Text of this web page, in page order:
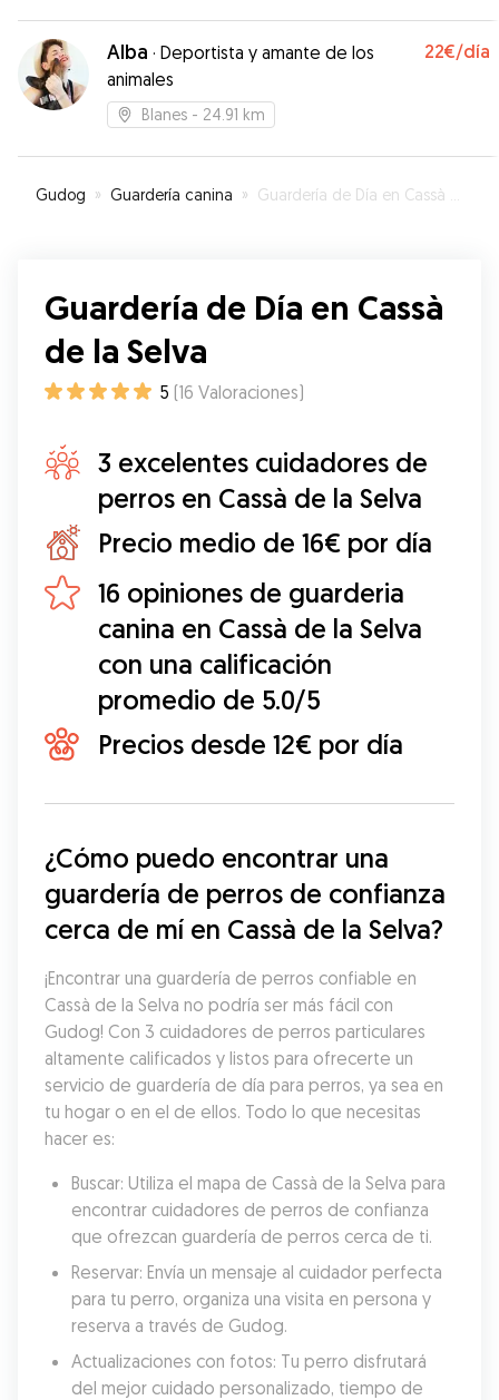
Alba · Deportista y amante de los
animales
22€/día
Blanes - 24.91 km
Gudog » Guardería canina » Guardería de Día en Cassà de la Selva
Guardería de Día en Cassà
de la Selva
5 (16 Valoraciones)
3 excelentes cuidadores de
perros en Cassà de la Selva
Precio medio de 16€ por día
16 opiniones de guarderia
canina en Cassà de la Selva
con una calificación
promedio de 5.0/5
Precios desde 12€ por día
¿Cómo puedo encontrar una
guardería de perros de confianza
cerca de mí en Cassà de la Selva?
¡Encontrar una guardería de perros confiable en
Cassà de la Selva no podría ser más fácil con
Gudog! Con 3 cuidadores de perros particulares
altamente calificados y listos para ofrecerte un
servicio de guardería de día para perros, ya sea en
tu hogar o en el de ellos. Todo lo que necesitas
hacer es:
Buscar: Utiliza el mapa de Cassà de la Selva para
encontrar cuidadores de perros de confianza
que ofrezcan guardería de perros cerca de ti.
Reservar: Envía un mensaje al cuidador perfecta
para tu perro, organiza una visita en persona y
reserva a través de Gudog.
Actualizaciones con fotos: Tu perro disfrutará
del mejor cuidado personalizado, tiempo de